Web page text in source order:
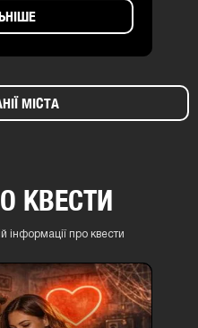
МІСТА
КВЕСТИ
інформації про квести